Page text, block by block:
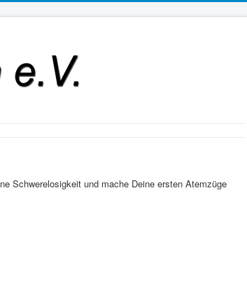
Schwerelosigkeit und mache Deine ersten Atemzüge